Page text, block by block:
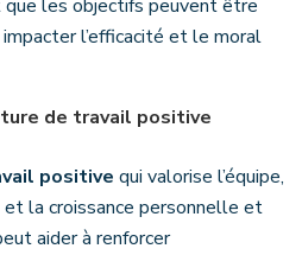
les objectifs peuvent être
l’efficacité et le moral
de travail positive
positive qui valorise l’équipe,
la croissance personnelle et
aider à renforcer